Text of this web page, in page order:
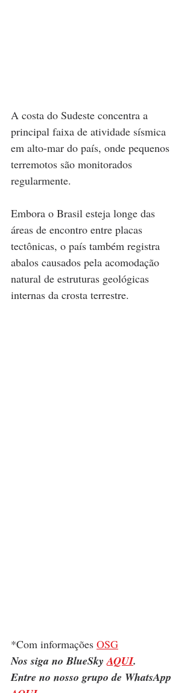
A costa do Sudeste concentra a
principal faixa de atividade sísmica
em alto-mar do país, onde pequenos
terremotos são monitorados
regularmente.
Embora o Brasil esteja longe das
áreas de encontro entre placas
tectônicas, o país também registra
abalos causados pela acomodação
natural de estruturas geológicas
internas da crosta terrestre.
*Com informações OSG
Nos siga no BlueSky AQUI.
Entre no nosso grupo de WhatsApp